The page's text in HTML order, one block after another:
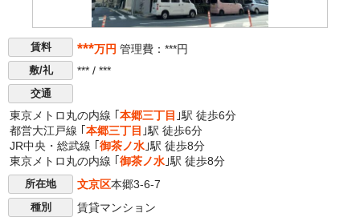
賃料 ***万円 管理費：***円
敷/礼 *** / ***
交通
東京メトロ丸の内線 ｢ 本郷三丁目 ｣駅 徒歩6分
都営大江戸線 ｢ 本郷三丁目 ｣駅 徒歩6分
JR中央・総武線 ｢ 御茶ノ水 ｣駅 徒歩8分
東京メトロ丸の内線 ｢ 御茶ノ水 ｣駅 徒歩8分
所在地 文京区本郷3-6-7
種別 賃貸マンション